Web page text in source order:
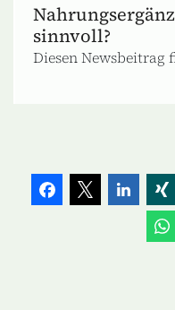
sinnvoll?
Diesen Newsbeitrag